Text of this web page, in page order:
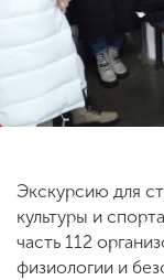
ENG SPN
+7 (831)
Экскурсию для
культуры и
часть 112
физиологии и